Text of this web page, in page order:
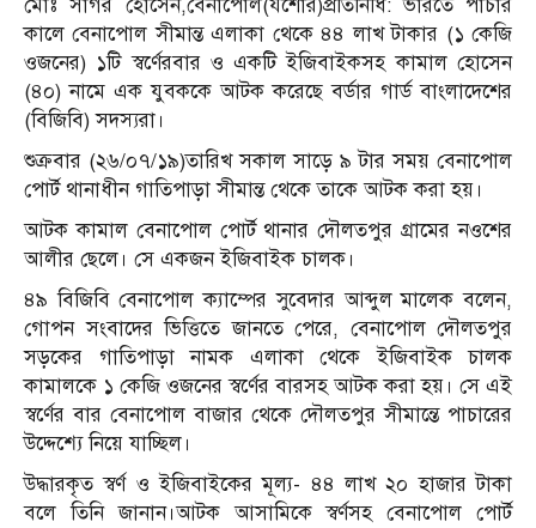
মোঃ সাগর হোসেন,বেনাপোল(যশোর)প্রতিনিধি: ভারতে পাচার
কালে বেনাপোল সীমান্ত এলাকা থেকে ৪৪ লাখ টাকার (১ কেজি
ওজনের) ১টি স্বর্ণেরবার ও একটি ইজিবাইকসহ কামাল হোসেন
(৪০) নামে এক যুবককে আটক করেছে বর্ডার গার্ড বাংলাদেশের
(বিজিবি) সদস্যরা।
শুক্রবার (২৬/০৭/১৯)তারিখ সকাল সাড়ে ৯ টার সময় বেনাপোল
পোর্ট থানাধীন গাতিপাড়া সীমান্ত থেকে তাকে আটক করা হয়।
আটক কামাল বেনাপোল পোর্ট থানার দৌলতপুর গ্রামের নওশের
আলীর ছেলে। সে একজন ইজিবাইক চালক।
৪৯ বিজিবি বেনাপোল ক্যাম্পের সুবেদার আব্দুল মালেক বলেন,
গোপন সংবাদের ভিত্তিতে জানতে পেরে, বেনাপোল দৌলতপুর
সড়কের গাতিপাড়া নামক এলাকা থেকে ইজিবাইক চালক
কামালকে ১ কেজি ওজনের স্বর্ণের বারসহ আটক করা হয়। সে এই
স্বর্ণের বার বেনাপোল বাজার থেকে দৌলতপুর সীমান্তে পাচারের
উদ্দেশ্যে নিয়ে যাচ্ছিল।
উদ্ধারকৃত স্বর্ণ ও ইজিবাইকের মূল্য- ৪৪ লাখ ২০ হাজার টাকা
বলে তিনি জানান।আটক আসামিকে স্বর্ণসহ বেনাপোল পোর্ট